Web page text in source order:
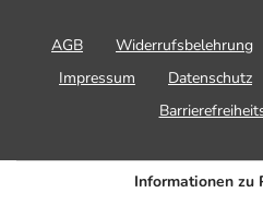
AGB Widerrufsbelehrung
Impressum
Datenschutz
Informationen zu